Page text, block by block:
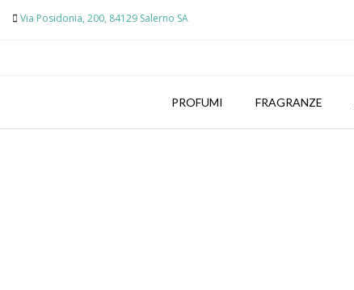
Via Posidonia, 200, 84129 Salerno SA
PROFUMI FRAGRANZE